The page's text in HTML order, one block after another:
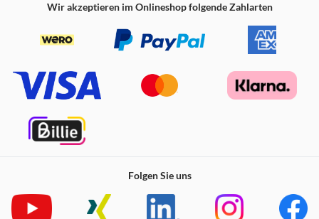
Wir akzeptieren im Onlineshop folgende Zahlarten
Folgen Sie uns